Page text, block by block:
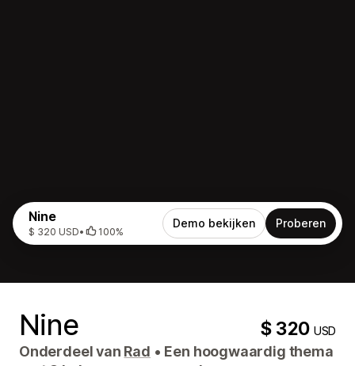
Nine
$ 320 USD• 100%
Demo bekijken Proberen
Nine $ 320USD
Onderdeel van Rad • Een hoogwaardig thema